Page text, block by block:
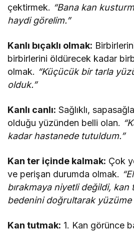
çektirmek. “Bana kan
haydi görelim.”
Kanlı bıçaklı olmak:
birbirlerini öldürecek kadar
olmak. “Küçücük bir tarla
olduk.”
Kanlı canlı: Sağlıklı,
olduğu yüzünden belli olan.
kadar hastanede tutuldum.”
Kan ter içinde kalmak: Çok
ve perişan durumda olmak.
bırakmaya niyetli değildi, kan
bedenini doğrultarak yüzüme
Kan tutmak: 1. Kan görünce